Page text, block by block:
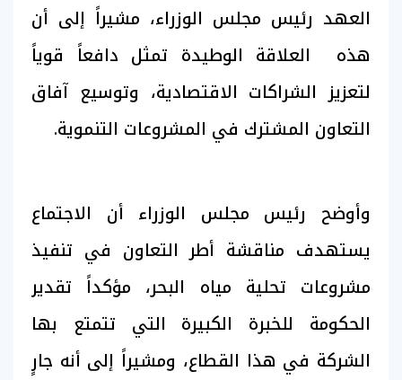
العهد رئيس مجلس الوزراء، مشيراً إلى أن
هذه العلاقة الوطيدة تمثل دافعاً قوياً
لتعزيز الشراكات الاقتصادية، وتوسيع آفاق
التعاون المشترك في المشروعات التنموية.
وأوضح رئيس مجلس الوزراء أن الاجتماع
يستهدف مناقشة أطر التعاون في تنفيذ
مشروعات تحلية مياه البحر، مؤكداً تقدير
الحكومة للخبرة الكبيرة التي تتمتع بها
الشركة في هذا القطاع، ومشيراً إلى أنه جارٍ